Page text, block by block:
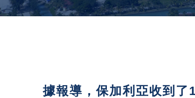
據報導，保加利亞收到